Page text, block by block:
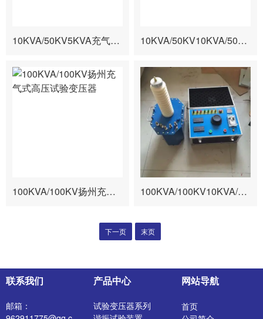
10KVA/50KV5KVA充气式试验变压器厂家 10KVA/50KV10KVA/50KV扬州充气试验变压器
100KVA/100KV扬州充气式高压试验变压器 100KVA/100KV10KVA/100KV工频耐压试验变压器厂家
下一页 末页
联系我们
邮箱：
产品中心
试验变压器系列
网站导航
首页